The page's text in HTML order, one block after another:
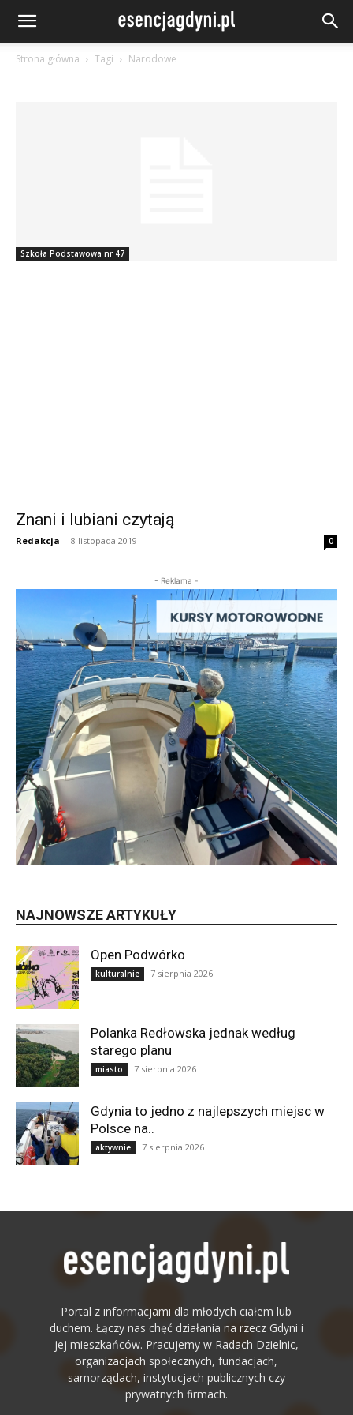
Strona główna Tagi Narodowe
Szkoła Podstawowa nr 47
Znani i lubiani czytają
Redakcja - 8 listopada 2019 0
- Reklama -
NAJNOWSZE ARTYKUŁY
Open Podwórko
kulturalnie 7 sierpnia 2026
Polanka Redłowska jednak według
starego planu
miasto 7 sierpnia 2026
Gdynia to jedno z najlepszych miejsc w
Polsce na..
aktywnie 7 sierpnia 2026
Portal z informacjami dla młodych ciałem lub
duchem. Łączy nas chęć działania na rzecz Gdyni i
jej mieszkańców. Pracujemy w Radach Dzielnic,
organizacjach społecznych, fundacjach,
samorządach, instytucjach publicznych czy
prywatnych firmach.